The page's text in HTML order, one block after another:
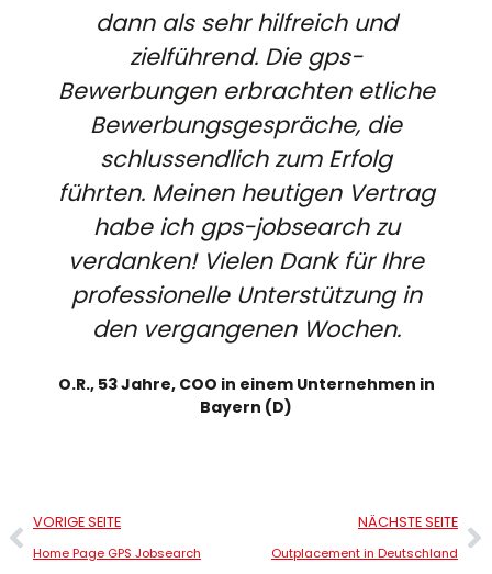
dann als sehr hilfreich und
zielführend. Die gps-
Bewerbungen erbrachten etliche
Bewerbungsgespräche, die
schlussendlich zum Erfolg
führten. Meinen heutigen Vertrag
habe ich gps-jobsearch zu
verdanken! Vielen Dank für Ihre
professionelle Unterstützung in
den vergangenen Wochen.
O.R., 53 Jahre, COO in einem Unternehmen in
Bayern (D)
VORIGE SEITE
Home Page GPS Jobsearch
NÄCHSTE SEITE
Outplacement in Deutschland